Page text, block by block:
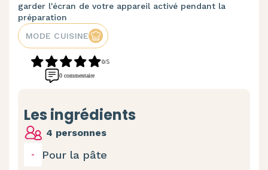
garder l'écran de votre appareil activé pendant la
préparation
MODE CUISINE
0/5
0 commentaire
Les ingrédients
4 personnes
- Pour la pâte